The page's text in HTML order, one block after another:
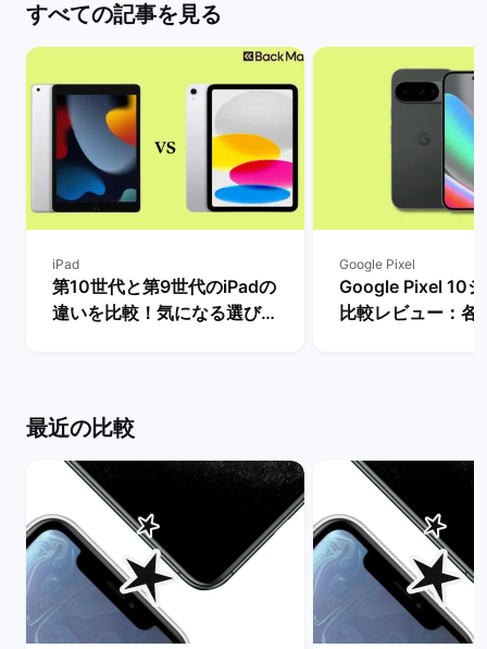
すべての記事を見る
iPad
第10世代と第9世代のiPadの
違いを比較！気になる選び
Google Pixel
Google Pixel 10
比較レビュー：各
最近の比較